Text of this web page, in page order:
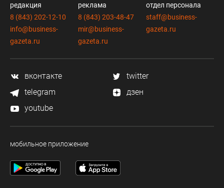
редакция
8 (843) 202-12-10
info@business-
gazeta.ru
реклама
8 (843) 203-48-47
mir@business-
gazeta.ru
отдел персонала
staff@business-
gazeta.ru
вконтакте
twitter
telegram
дзен
youtube
мобильное приложение